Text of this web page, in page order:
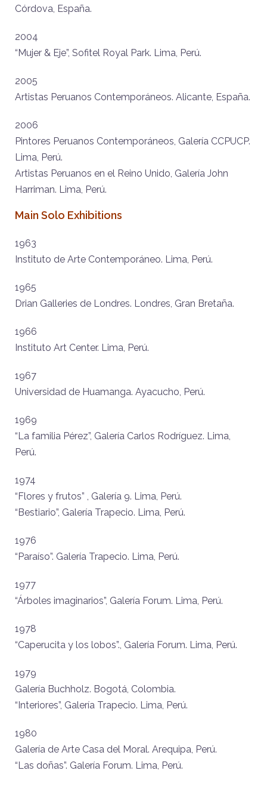
Córdova, España.
2004
“Mujer & Eje”, Sofitel Royal Park. Lima, Perú.
2005
Artistas Peruanos Contemporáneos. Alicante, España.
2006
Pintores Peruanos Contemporáneos, Galería CCPUCP.
Lima, Perú.
Artistas Peruanos en el Reino Unido, Galería John
Harriman. Lima, Perú.
Main Solo Exhibitions
1963
Instituto de Arte Contemporáneo. Lima, Perú.
1965
Drian Galleries de Londres. Londres, Gran Bretaña.
1966
Instituto Art Center. Lima, Perú.
1967
Universidad de Huamanga. Ayacucho, Perú.
1969
“La familia Pérez”, Galería Carlos Rodríguez. Lima,
Perú.
1974
“Flores y frutos” , Galería 9. Lima, Perú.
“Bestiario”, Galería Trapecio. Lima, Perú.
1976
“Paraíso”. Galería Trapecio. Lima, Perú.
1977
“Árboles imaginarios”, Galería Forum. Lima, Perú.
1978
“Caperucita y los lobos”., Galería Forum. Lima, Perú.
1979
Galería Buchholz. Bogotá, Colombia.
“Interiores”, Galería Trapecio. Lima, Perú.
1980
Galería de Arte Casa del Moral. Arequipa, Perú.
“Las doñas”. Galería Forum. Lima, Perú.